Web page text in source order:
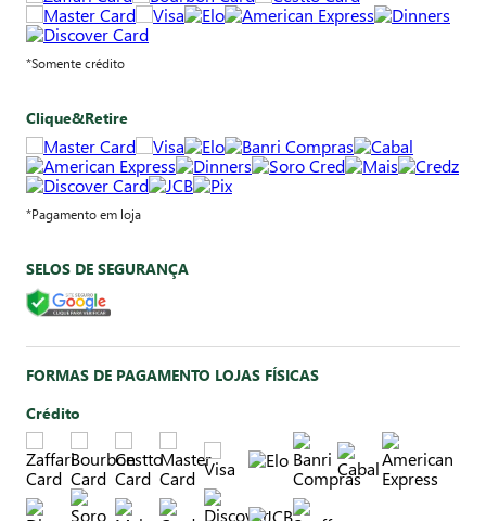
*Somente crédito
Clique&Retire
*Pagamento em loja
SELOS DE SEGURANÇA
FORMAS DE PAGAMENTO LOJAS FÍSICAS
Crédito